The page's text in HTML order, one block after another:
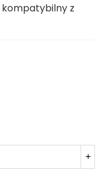
kompatybilny z
+